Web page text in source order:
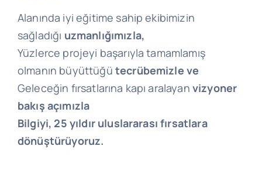
Alanında iyi eğitime sahip ekibimizin
sağladığı uzmanlığımızla,
Yüzlerce projeyi başarıyla tamamlamış
olmanın büyüttüğü tecrübemizle ve
Geleceğin fırsatlarına kapı aralayan vizyoner
bakış açımızla
Bilgiyi, 25 yıldır uluslararası fırsatlara
dönüştürüyoruz.